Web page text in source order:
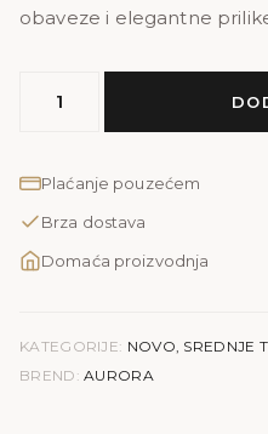
obaveze i elegantne
AURORA
pinkPlaćanje pouzećem
Brza dostava
Domaća proizvodnja
KATEGORIJE: NOVO, SREDNJE
BREND: AURORA